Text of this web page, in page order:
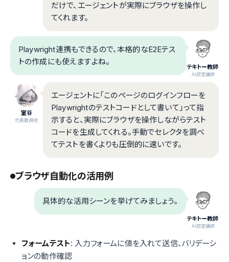
だけで、エージェントが実際にブラウザを操作し
てくれます。
テキトー教師
.AI認定講師
Playwright連携もできるので、本格的なE2Eテス
トの作成にも使えますよね。
室谷
代表取締役
エージェントに「このページのログインフローを
Playwrightのテストコードとして書いて」って指
示すると、実際にブラウザを操作しながらテスト
コードを生成してくれる。手動でセレクタを調べ
てテストを書くよりも圧倒的に速いです。
ブラウザ自動化の活用例
テキトー教師
.AI認定講師
具体的な活用シーンを挙げてみましょう。
フォームテスト: 入力フォームに値を入れて送信、バリデーシ
ョンの動作確認